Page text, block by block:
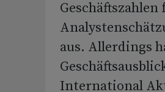
aus. Allerdings
International